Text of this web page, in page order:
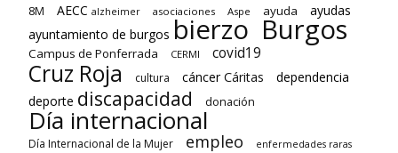
8M AECC alzheimer asociaciones Aspe ayuda
ayudas
ayuntamiento de burgos bierzo Burgos
Campus de Ponferrada CERMI covid19
Cruz Roja cultura cáncerCáritas
dependencia
deporte discapacidad donación
Día internacional
Día Internacional de la Mujer empleo enfermedades raras